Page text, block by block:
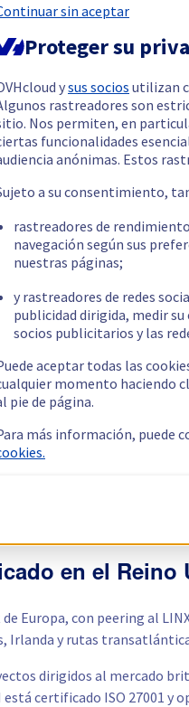
32 GB – 128 GB 2 x
32 GB – 128 GB 2
Explora
Australia
en el Reino
Europa, con peering al
Irlanda y rutas
dirigidos al mercado
certificado ISO 27001 y
sin aceptar
Proteger su
ysus socios utilizan
rastreadores son
Nos permiten, en
funcionalidades
anónimas. Estos
a su consentimiento,
rastreadores de
navegación según sus
nuestras páginas;
y rastreadores de redes
publicidad dirigida, medir
socios publicitarios y las
aceptar todas las
momento haciendo
pie de página.
más información, puede